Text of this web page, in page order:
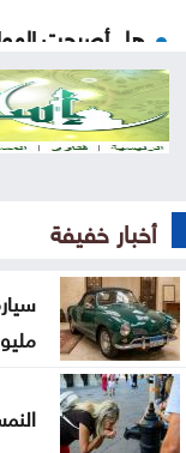
هل أصبحت
5 إشارات قد يرسلها القلب قبل الجلطة .. لا تتجاهلها
العدو الخفي
الراحة
هل تأكل
لجسمك
عطالله:
القدس
أخبار خفيفة